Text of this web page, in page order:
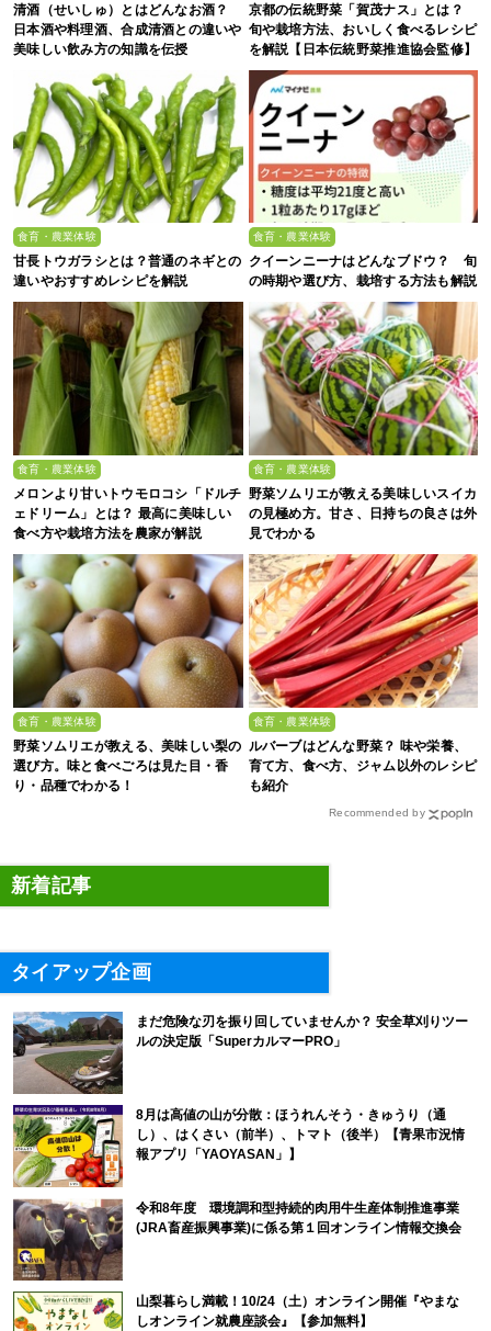
清酒（せいしゅ）とはどんなお酒？
日本酒や料理酒、合成清酒との違いや
美味しい飲み方の知識を伝授
京都の伝統野菜「賀茂ナス」とは？
旬や栽培方法、おいしく食べるレシピ
を解説【日本伝統野菜推進協会監修】
食育・農業体験
甘長トウガラシとは？普通のネギとの
違いやおすすめレシピを解説
食育・農業体験
クイーンニーナはどんなブドウ？ 旬
の時期や選び方、栽培する方法も解説
食育・農業体験
メロンより甘いトウモロコシ「ドルチ
ェドリーム」とは？ 最高に美味しい
食べ方や栽培方法を農家が解説
食育・農業体験
野菜ソムリエが教える美味しいスイカ
の見極め方。甘さ、日持ちの良さは外
見でわかる
食育・農業体験
野菜ソムリエが教える、美味しい梨の
選び方。味と食べごろは見た目・香
り・品種でわかる！
食育・農業体験
ルバーブはどんな野菜？ 味や栄養、
育て方、食べ方、ジャム以外のレシピ
も紹介
Recommended by
新着記事
タイアップ企画
まだ危険な刃を振り回していませんか？ 安全草刈りツー
ルの決定版「SuperカルマーPRO」
8月は高値の山が分散：ほうれんそう・きゅうり（通
し）、はくさい（前半）、トマト（後半）【青果市況情
報アプリ「YAOYASAN」】
令和8年度 環境調和型持続的肉用牛生産体制推進事業
(JRA畜産振興事業)に係る第１回オンライン情報交換会
山梨暮らし満載！10/24（土）オンライン開催『やまな
しオンライン就農座談会』【参加無料】